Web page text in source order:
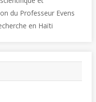
du Professeur Evens
en Haïti